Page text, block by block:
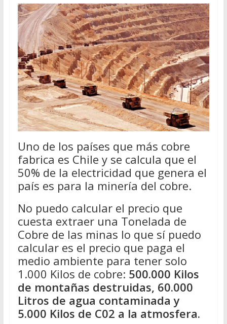
Uno de los países que más cobre
fabrica es Chile y se calcula que el
50% de la electricidad que genera el
país es para la minería del cobre.
No puedo calcular el precio que
cuesta extraer una Tonelada de
Cobre de las minas lo que sí puedo
calcular es el precio que paga el
medio ambiente para tener solo
1.000 Kilos de cobre: 500.000 Kilos
de montañas destruidas, 60.000
Litros de agua contaminada y
5.000 Kilos de C02 a la atmosfera.